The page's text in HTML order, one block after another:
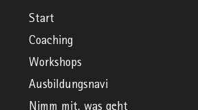
Start
Coaching
Workshops
Ausbildungsnavi
Nimm mit, was geht